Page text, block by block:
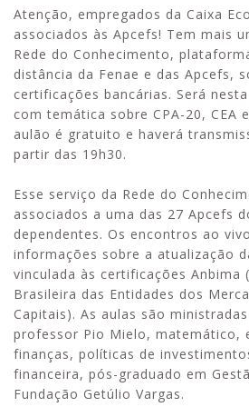
Atenção, empregados da Caixa
associados às Apcefs! Tem mais
Rede do Conhecimento,
distância da Fenae e das Apcefs,
certificações bancárias. Será
com temática sobre CPA-20, CEA
aulão é gratuito e haverá
partir das 19h30.
Esse serviço da Rede do
associados a uma das 27 Apcefs
dependentes. Os encontros ao
informações sobre a atualização
vinculada às certificações Anbima
Brasileira das Entidades dos
Capitais). As aulas são
professor Pio Mielo, matemático,
finanças, políticas de
financeira, pós-graduado em
Fundação Getúlio Vargas.